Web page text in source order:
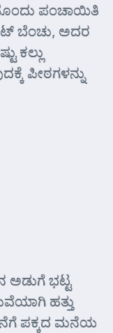
ಪಂಚಾಯಿತಿ
ಬೆಂಚು, ಅದರ
ಕಲ್ಲು
ಪೀಠಗಳನ್ನು
ಅಡುಗೆ ಭಟ್ಟ
ಹತ್ತು
ಪಕ್ಕದ ಮನೆಯ